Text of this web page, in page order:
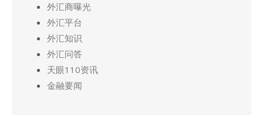
外汇商曝光
外汇平台
外汇知识
外汇问答
天眼110资讯
金融要闻